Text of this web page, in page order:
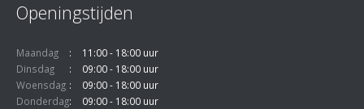
Openingstijden
Maandag
11:00 - 18:00 uur
Dinsdag
09:00 - 18:00 uur
Woensdag
09:00 - 18:00 uur
Donderdag
09:00 - 18:00 uur